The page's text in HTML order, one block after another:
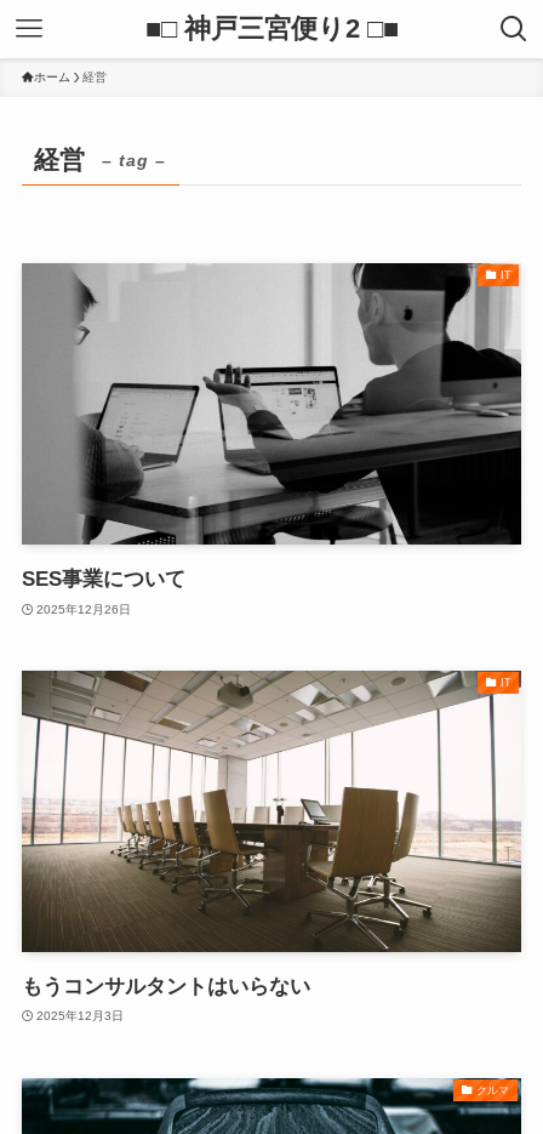
■□ 神戸三宮便り2 □■
ホーム 経営
経営 – tag –
IT
SES事業について
2025年12月26日
IT
もうコンサルタントはいらない
2025年12月3日
クルマ